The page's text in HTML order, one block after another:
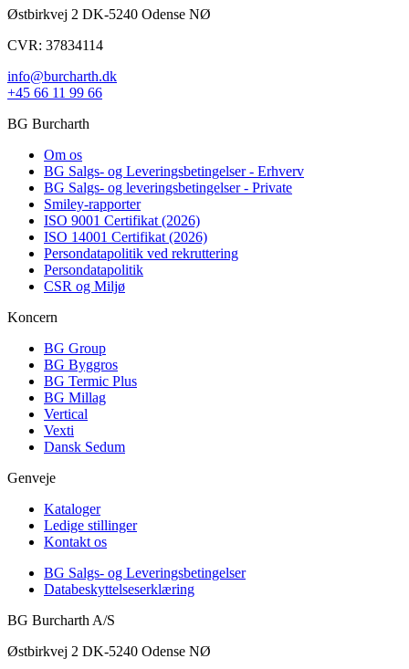
Østbirkvej 2 DK-5240 Odense NØ
CVR: 37834114
info@burcharth.dk
+45 66 11 99 66
BG Burcharth
Om os
BG Salgs- og Leveringsbetingelser - Erhverv
BG Salgs- og leveringsbetingelser - Private
Smiley-rapporter
ISO 9001 Certifikat (2026)
ISO 14001 Certifikat (2026)
Persondatapolitik ved rekruttering
Persondatapolitik
CSR og Miljø
Koncern
BG Group
BG Byggros
BG Termic Plus
BG Millag
Vertical
Vexti
Dansk Sedum
Genveje
Kataloger
Ledige stillinger
Kontakt os
BG Salgs- og Leveringsbetingelser
Databeskyttelseserklæring
BG Burcharth A/S
Østbirkvej 2 DK-5240 Odense NØ